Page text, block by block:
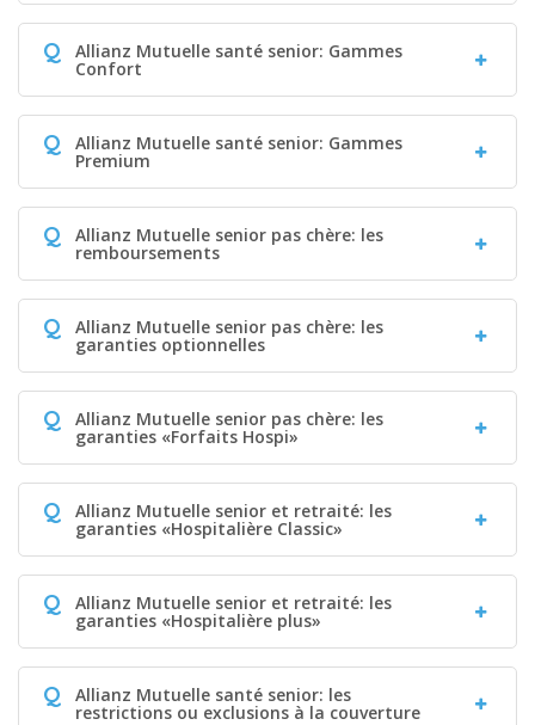
Q Allianz Mutuelle santé senior: Gammes
Confort
Q Allianz Mutuelle santé senior: Gammes
Premium
Q Allianz Mutuelle senior pas chère: les
remboursements
Q Allianz Mutuelle senior pas chère: les
garanties optionnelles
Q Allianz Mutuelle senior pas chère: les
garanties «Forfaits Hospi»
Q Allianz Mutuelle senior et retraité: les
garanties «Hospitalière Classic»
Q Allianz Mutuelle senior et retraité: les
garanties «Hospitalière plus»
Q Allianz Mutuelle santé senior: les
restrictions ou exclusions à la couverture